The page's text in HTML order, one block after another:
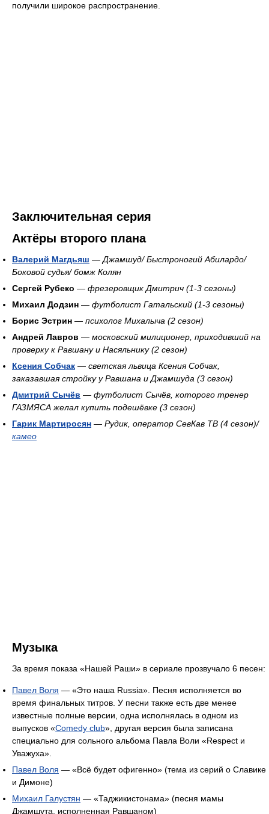
получили широкое распространение.
Заключительная серия
Актёры второго плана
Валерий Магдьяш —Джамшуд/ Быстроногий Абилардо/
Боковой судья/ бомж Колян
Сергей Рубеко — фрезеровщик Дмитрич (1-3 сезоны)
Михаил Додзин — футболист Гатальский (1-3 сезоны)
Борис Эстрин — психолог Михалыча (2 сезон)
Андрей Лавров — московский милиционер, приходивший на
проверку к Равшану и Насяльнику (2 сезон)
Ксения Собчак — светская львица Ксения Собчак,
заказавшая стройку у Равшана и Джамшуда (3 сезон)
Дмитрий Сычёв — футболист Сычёв, которого тренер
ГАЗМЯСА желал купить подешёвке (3 сезон)
Гарик Мартиросян — Рудик, оператор СевКав ТВ (4 сезон)/
камео
Музыка
За время показа «Нашей Раши» в сериале прозвучало 6 песен:
Павел Воля — «Это наша Russia». Песня исполняется во
время финальных титров. У песни также есть две менее
известные полные версии, одна исполнялась в одном из
выпусков «Comedy club», другая версия была записана
специально для сольного альбома Павла Воли «Respect и
Уважуха».
Павел Воля — «Всё будет офигенно» (тема из серий о Славике
и Димоне)
Михаил Галустян — «Таджикистонама» (песня мамы
Джамшута, исполненная Равшаном)